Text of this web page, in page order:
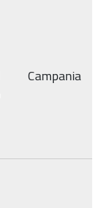
Campania